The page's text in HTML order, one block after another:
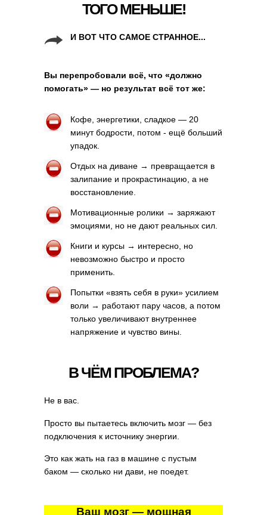
ТОГО МЕНЬШЕ!
И ВОТ ЧТО САМОЕ СТРАННОЕ...
Вы перепробовали всё, что «должно
помогать» — но результат всё тот же:
Кофе, энергетики, сладкое — 20
минут бодрости, потом - ещё больший
упадок.
Отдых на диване → превращается в
залипание и прокрастинацию, а не
восстановление.
Мотивационные ролики → заряжают
эмоциями, но не дают реальных сил.
Книги и курсы → интересно, но
невозможно быстро и просто
применить.
Попытки «взять себя в руки» усилием
воли → работают пару часов, а потом
только увеличивают внутреннее
напряжение и чувство вины.
В ЧЁМ ПРОБЛЕМА?
Не в вас.
Просто вы пытаетесь включить мозг — без
подключения к источнику энергии.
Это как жать на газ в машине с пустым
баком — сколько ни дави, не поедет.
Ваш мозг — мощная